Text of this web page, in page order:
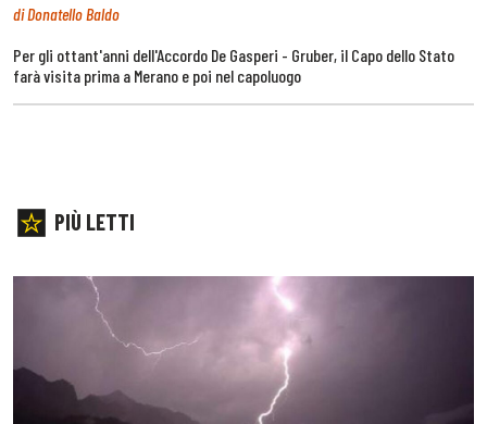
di Donatello Baldo
Per gli ottant'anni dell'Accordo De Gasperi - Gruber, il Capo dello Stato
farà visita prima a Merano e poi nel capoluogo
PIÙ LETTI